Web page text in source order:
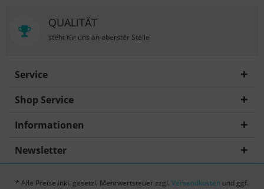
QUALITÄT
steht für uns an oberster Stelle
Service
Shop Service
Informationen
Newsletter
* Alle Preise inkl. gesetzl. Mehrwertsteuer zzgl. Versandkosten und ggf.